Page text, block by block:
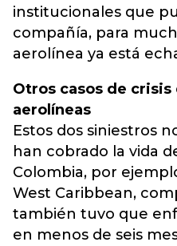
institucionales que
compañía, para
aerolínea ya está
Otros casos de
aerolíneas
Estos dos siniestros
han cobrado la vida
Colombia, por
West Caribbean,
también tuvo que
en menos de seis